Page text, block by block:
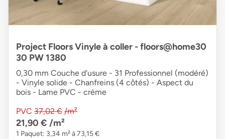
Project Floors Vinyle à coller - floors@home30
30 PW 1380
0,30 mm Couche d'usure - 31 Professionnel (modéré)
- Vinyle solide - Chanfreins (4 côtés) - Aspect du
bois - Lame PVC - crème
PVC 37,02 € /m²
21,90 € /m²
1 Paquet: 3,34 m² à 73,15 €